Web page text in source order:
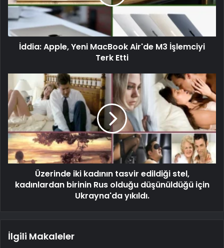
İddia: Apple, Yeni MacBook Air'de M3 İşlemciyi
Terk Etti
Üzerinde iki kadının tasvir edildiği stel,
kadınlardan birinin Rus olduğu düşünüldüğü için
Ukrayna'da yıkıldı.
İlgili Makaleler